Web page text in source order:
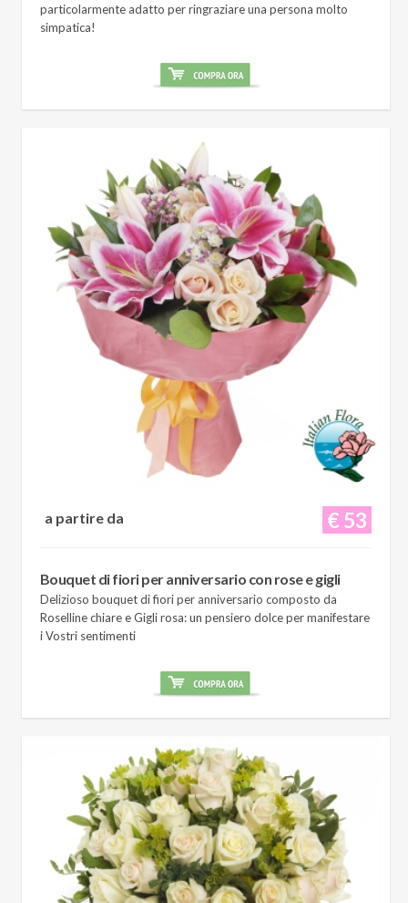
particolarmente adatto per ringraziare una persona molto
simpatica!
€ 53
a partire da
Bouquet di fiori per anniversario con rose e gigli
Delizioso bouquet di fiori per anniversario composto da
Roselline chiare e Gigli rosa: un pensiero dolce per manifestare
i Vostri sentimenti